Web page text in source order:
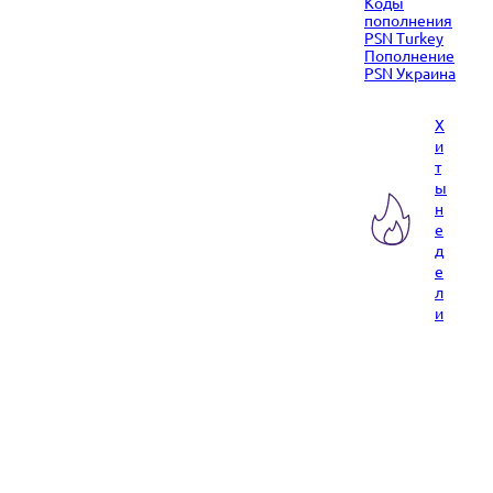
пополнения
PSN Turkey
Пополнение
PSN Украина
Х
и
т
ы
н
е
д
е
л
и